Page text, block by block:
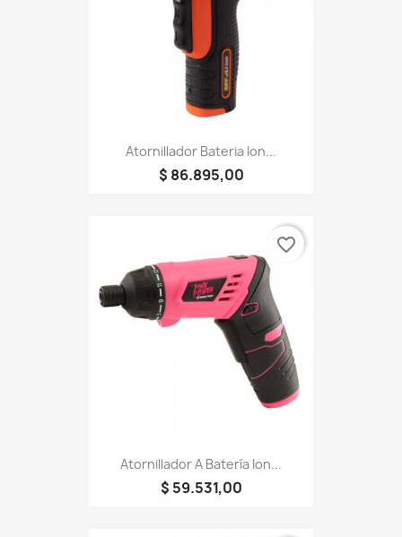
Atornillador Bateria Ion...
$ 86.895,00
Atornillador A Batería Ion...
$ 59.531,00
favorite_border